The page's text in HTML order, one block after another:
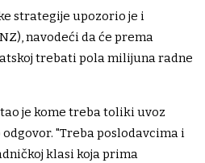
strategije upozorio je i
navodeći da će prema
trebati pola milijuna radne
je kome treba toliki uvoz
"Treba poslodavcima i
klasi koja prima